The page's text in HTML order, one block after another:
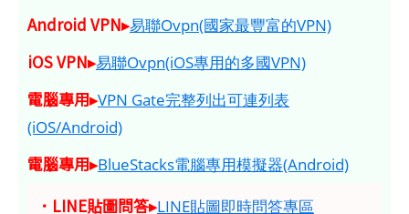
Android VPN▸易聯Ovpn(國家最豐富的VPN)
iOS VPN▸易聯Ovpn(iOS專用的多國VPN)
電腦專用▸VPN Gate完整列出可連列表
(iOS/Android)
電腦專用▸BlueStacks電腦專用模擬器(Android)
．LINE貼圖問答▸LINE貼圖即時問答專區